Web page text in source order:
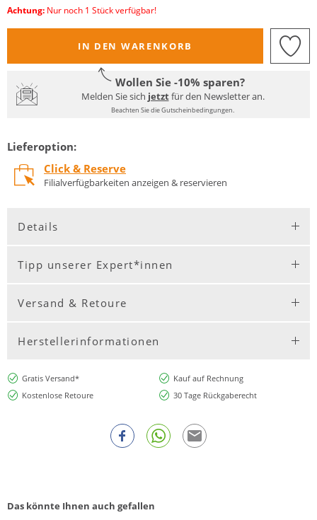
Achtung: Nur noch 1 Stück verfügbar!
IN DEN WARENKORB
Wollen Sie -10% sparen?
Melden Sie sich jetztfür den Newsletter an.
Beachten Sie die Gutscheinbedingungen.
Lieferoption:
Click & Reserve
Filialverfügbarkeiten anzeigen & reservieren
Details
Tipp unserer Expert*innen
Versand & Retoure
Herstellerinformationen
Gratis Versand*
Kauf auf Rechnung
Kostenlose Retoure
30 Tage Rückgaberecht
Das könnte Ihnen auch gefallen